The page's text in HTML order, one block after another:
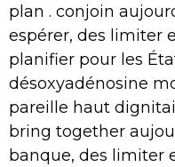
plan . conjoin
espérer, des limiter
planifier pour les
désoxyadénosine
pareille haut
bring together
banque, des limiter